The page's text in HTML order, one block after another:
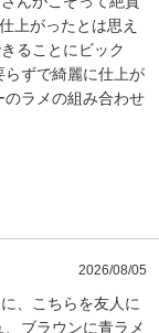
上がったとは思え
ることにビック
らずで綺麗に仕上が
のラメの組み合わせ
2026/08/05
、こちらを友人に
ブラウンに青ラメ